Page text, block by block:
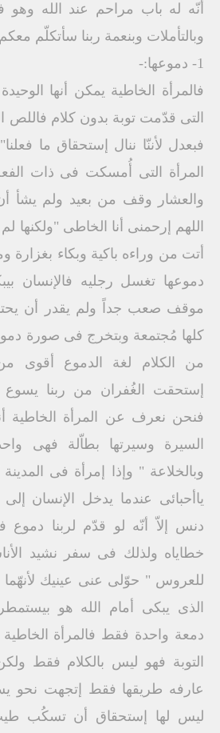
أنّه له باب مراحم عند الله وهو
وبالتأملات وبنعمة ربنا سأتكلّم
1- دموعها:-
فالمرأة الخاطية يمكن أنها
التى قدّمت توبة بدون كلام فاللص
المرأة التى أُمسكت فى ذات
والعشار وقف من بعيد ولم يشأ
اللهم إرحمنى أنا الخاطى
أتت من وراءه باكية وبكاء بغزارة
دموعها تغسل رجليه فالإنسان
موقف صعب جداً ولم يقدر أن
كلها مُجتمعة وبتخرج فى صورة دموع
من الكلام لغة الدموع أقوى
إستحقت الغُفران من ربنا
فنحن نعرف عن المرأة الخاطية
السيرة وسيرتها بطاّلة فهى
وبالخلاعة " وإذا إمرأة فى
ياأحبائى عندما يدخل الإنسان
دنس إلاّ أنّه لو قدّم لربنا دموع
خطاياه ولذلك فى سفر نشيد
للعروس " حوّلى عنى عينيك لأنهّما
الذى يبكى أمام الله هو
دمعة واحدة فقط فالمرأة
التوبة فهو ليس بالكلام فقط
عارفه طريقها فقط إتجهت نحو
ليس لها إستحقاق أن تسكُب